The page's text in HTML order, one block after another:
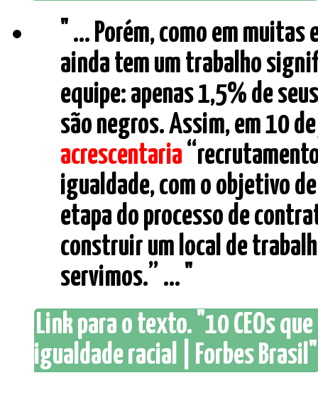
" ... Porém, como em
ainda tem um trabalho
equipe: apenas 1,5% de
são negros. Assim, em 10
acrescentaria
igualdade, com o objetivo
etapa do processo de
construir um local de
servimos.” ... "
Link para o texto. "10 CEOs
igualdade racial | Forbes Brasil"